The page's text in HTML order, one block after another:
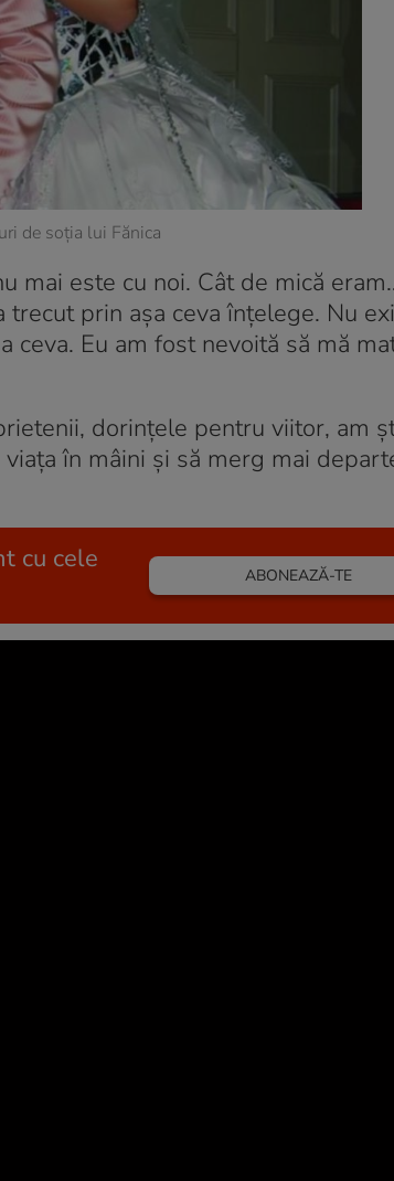
de soția lui Fănica
mai este cu noi. Cât de mică
prin așa ceva înțelege. Nu
Eu am fost nevoită să mă
dorințele pentru viitor, am
în mâini și să merg mai
cu cele
ABONEAZĂ-TE